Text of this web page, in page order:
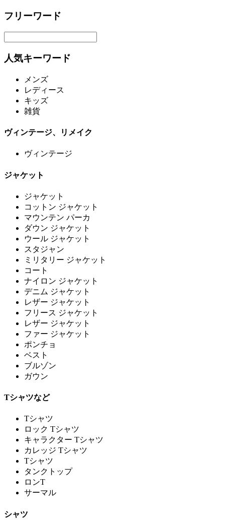
フリーワード
人気キーワード
メンズ
レディース
キッズ
雑貨
ヴィンテージ、リメイク
ヴィンテージ
ジャケット
ジャケット
コットン ジャケット
マウンテン パーカ
ダウン ジャケット
ウール ジャケット
スタジャン
ミリタリー ジャケット
コート
ナイロン ジャケット
デニム ジャケット
レザー ジャケット
フリース ジャケット
レザー ジャケット
ファー ジャケット
ポンチョ
ベスト
ブルゾン
ガウン
Tシャツなど
Tシャツ
ロック Tシャツ
キャラクター Tシャツ
カレッジ Tシャツ
Tシャツ
タンクトップ
ロンT
サーマル
シャツ